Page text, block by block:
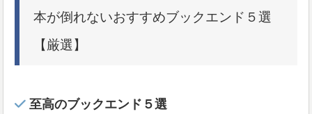
本が倒れないおすすめブックエンド５選
【厳選】
至高のブックエンド５選